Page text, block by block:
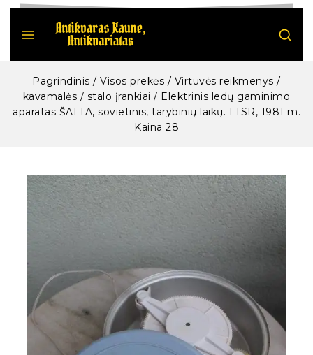
Pagrindinis / Visos prekės / Virtuvės reikmenys /
kavamalės / stalo įrankiai / Elektrinis ledų gaminimo
aparatas ŠALTA, sovietinis, tarybinių laikų. LTSR, 1981 m.
Kaina 28